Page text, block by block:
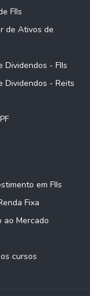
FIIs
de Ativos de
Dividendos - FIIs
Dividendos - Reits
em FIIs
Fixa
ao Mercado
cursos